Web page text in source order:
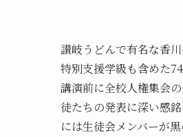
讃岐うどんで有名な香
特別支援学級も含めた
講演前に全校人権集会
徒たちの発表に深い感
には生徒会メンバーが